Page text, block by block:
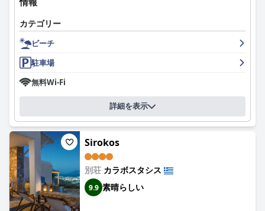
カテゴリー
ビーチ
駐車場
無料Wi-Fi
詳細を表示
Sirokos
別荘 カラボスタシス
9.9 素晴らしい